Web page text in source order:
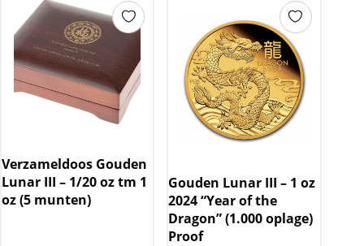
Verzameldoos Gouden
Lunar III – 1/20 oz tm 1
oz (5 munten)
Gouden Lunar III – 1 oz
2024 “Year of the
Dragon” (1.000 oplage)
Proof